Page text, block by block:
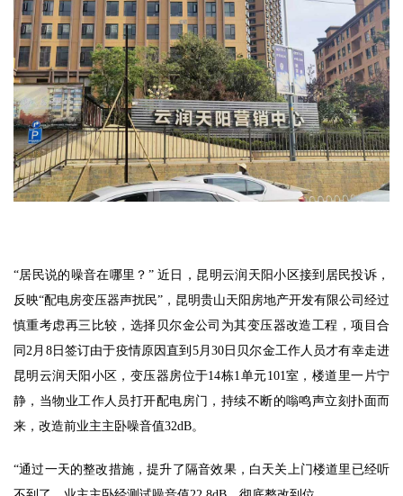
“居民说的噪音在哪里？” 近日，昆明云润天阳小区接到居民投诉，
反映“配电房变压器声扰民”，昆明贵山天阳房地产开发有限公司经过
慎重考虑再三比较，选择贝尔金公司为其变压器改造工程，项目合
同2月8日签订由于疫情原因直到5月30日贝尔金工作人员才有幸走进
昆明云润天阳小区，变压器房位于14栋1单元101室，楼道里一片宁
静，当物业工作人员打开配电房门，持续不断的嗡鸣声立刻扑面而
来，改造前业主主卧噪音值32dB。
“通过一天的整改措施，提升了隔音效果，白天关上门楼道里已经听